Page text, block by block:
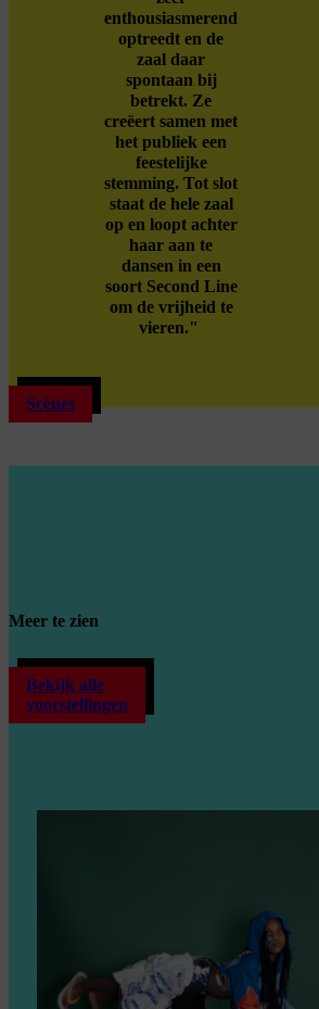
enthousiasmerend
optreedt en de
zaal daar
spontaan bij
betrekt. Ze
creëert samen met
het publiek een
feestelijke
stemming. Tot slot
staat de hele zaal
op en loopt achter
haar aan te
dansen in een
soort Second Line
om de vrijheid te
vieren."
Scènes
Meer te zien
Bekijk alle
voorstellingen